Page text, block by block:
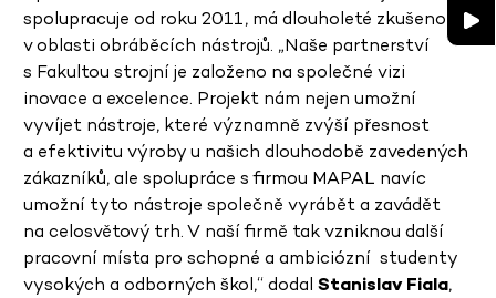
spolupracuje od roku 2011, má dlouholeté zkušenosti
v oblasti obráběcích nástrojů. „Naše partnerství
s Fakultou strojní je založeno na společné vizi
inovace a excelence. Projekt nám nejen umožní
vyvíjet nástroje, které významně zvýší přesnost
a efektivitu výroby u našich dlouhodobě zavedených
zákazníků, ale spolupráce s firmou MAPAL navíc
umožní tyto nástroje společně vyrábět a zavádět
na celosvětový trh. V naší firmě tak vzniknou další
pracovní místa pro schopné a ambiciózní studenty
vysokých a odborných škol,“ dodal Stanislav Fiala,